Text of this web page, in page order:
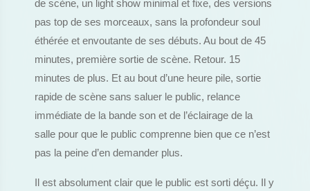
de scène, un light show minimal et fixe, des versions
pas top de ses morceaux, sans la profondeur soul
éthérée et envoutante de ses débuts. Au bout de 45
minutes, première sortie de scène. Retour. 15
minutes de plus. Et au bout d’une heure pile, sortie
rapide de scène sans saluer le public, relance
immédiate de la bande son et de l’éclairage de la
salle pour que le public comprenne bien que ce n’est
pas la peine d’en demander plus.
Il est absolument clair que le public est sorti déçu. Il y